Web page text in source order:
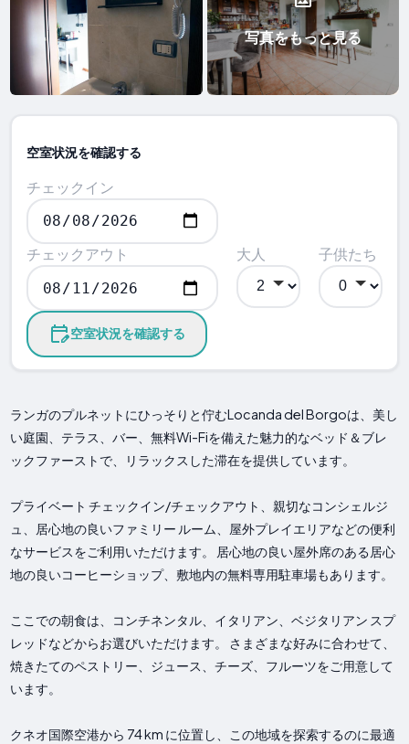
写真をもっと見る
空室状況を確認する
チェックイン
チェックアウト 大人 子供たち
空室状況を確認する
ランガのプルネットにひっそりと佇むLocanda del Borgoは、美し
い庭園、テラス、バー、無料Wi-Fiを備えた魅力的なベッド＆ブレ
ックファーストで、リラックスした滞在を提供しています。
プライベート チェックイン/チェックアウト、親切なコンシェルジ
ュ、居心地の良いファミリー ルーム、屋外プレイエリアなどの便利
なサービスをご利用いただけます。 居心地の良い屋外席のある居心
地の良いコーヒーショップ、敷地内の無料専用駐車場もあります。
ここでの朝食は、コンチネンタル、イタリアン、ベジタリアン スプ
レッドなどからお選びいただけます。 さまざまな好みに合わせて、
焼きたてのペストリー、ジュース、チーズ、フルーツをご用意して
います。
クネオ国際空港から 74 km に位置し、この地域を探索するのに最適